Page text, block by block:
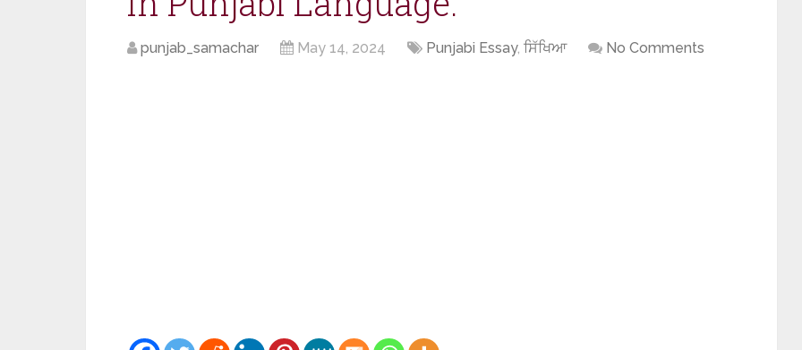
punjab_samachar May 14, 2024 Punjabi Essay, ਸਿੱਖਿਆ No Comments